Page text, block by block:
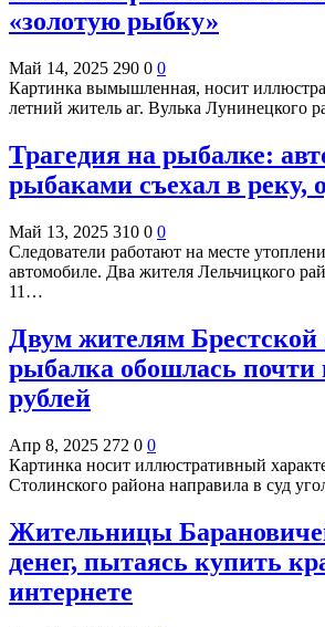
«золотую рыбку»
Май 14, 2025 290 0 0
Картинка вымышленная, носит
летний житель аг. Вулька Лунинецкого
Трагедия на рыбалке:
рыбаками съехал в реку,
Май 13, 2025 310 0 0
Следователи работают на месте
автомобиле. Два жителя Лельчицкого
11…
Двум жителям Брестской
рыбалка обошлась почти
рублей
Апр 8, 2025 272 0 0
Картинка носит иллюстративный
Столинского района направила в суд
Жительницы
денег, пытаясь купить
интернете